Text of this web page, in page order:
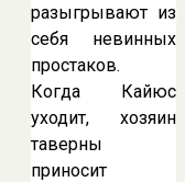
разыгрывают из
себя невинных
простаков.
Когда Кайюс
уходит, хозяин
таверны
приносит